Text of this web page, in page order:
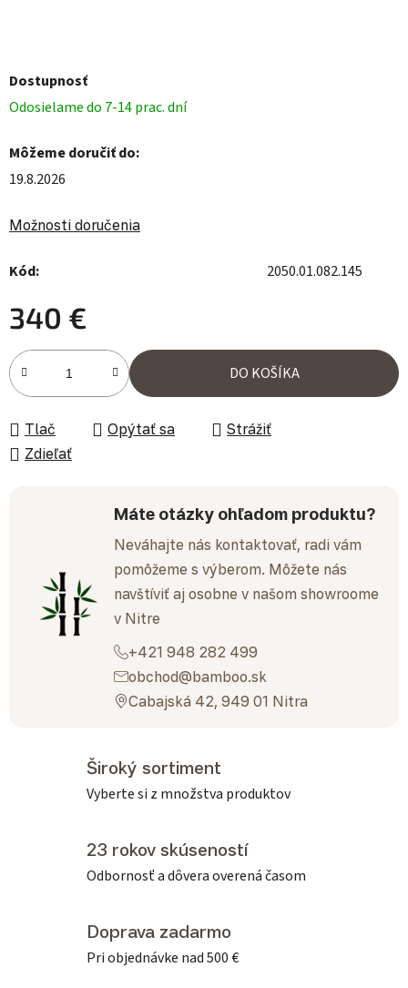
Dostupnosť
Odosielame do 7-14 prac. dní
Môžeme doručiť do:
19.8.2026
Možnosti doručenia
Kód: 2050.01.082.145
340 €
Jednotková cena:
DO KOŠÍKA
Tlač Opýtať sa
Strážiť
Zdieľať
Máte otázky ohľadom produktu?
Neváhajte nás kontaktovať, radi vám
pomôžeme s výberom. Môžete nás
navštíviť aj osobne v našom showroome
v Nitre
+421 948 282 499
obchod@bamboo.sk
Cabajská 42, 949 01 Nitra
Široký sortiment
Vyberte si z množstva produktov
23 rokov skúseností
Odbornosť a dôvera overená časom
Doprava zadarmo
Pri objednávke nad 500 €